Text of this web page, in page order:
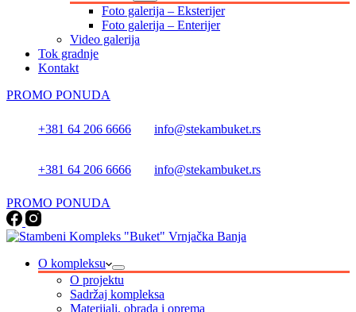
Foto galerija – Eksterijer
Foto galerija – Enterijer
Video galerija
Tok gradnje
Kontakt
PROMO PONUDA
+381 64 206 6666 info@stekambuket.rs
+381 64 206 6666 info@stekambuket.rs
PROMO PONUDA
O kompleksu
O projektu
Sadržaj kompleksa
Materijali, obrada i oprema